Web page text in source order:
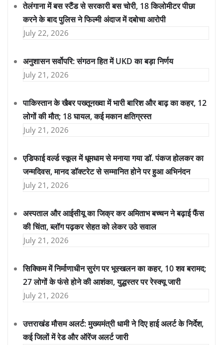
तेलंगाना में बस स्टैंड से सरकारी बस चोरी, 18 किलोमीटर पीछा
करने के बाद पुलिस ने फिल्मी अंदाज में दबोचा आरोपी
July 22, 2026
अनुशासन सर्वोपरि: संगठन हित में UKD का बड़ा निर्णय
July 21, 2026
पाकिस्तान के खैबर पख्तूनख्वा में भारी बारिश और बाढ़ का कहर, 12
लोगों की मौत; 18 घायल, कई मकान क्षतिग्रस्त
July 21, 2026
एडिफाई वर्ल्ड स्कूल में धूमधाम से मनाया गया डॉ. पंकज होलकर का
जन्मदिवस, मानद डॉक्टरेट से सम्मानित होने पर हुआ अभिनंदन
July 21, 2026
अस्पताल और आईसीयू का जिक्र कर अमिताभ बच्चन ने बढ़ाई फैंस
की चिंता, ब्लॉग पढ़कर सेहत को लेकर उठे सवाल
July 21, 2026
सिक्किम में निर्माणाधीन सुरंग पर भूस्खलन का कहर, 10 शव बरामद;
27 लोगों के फंसे होने की आशंका, युद्धस्तर पर रेस्क्यू जारी
July 21, 2026
उत्तराखंड मौसम अलर्ट: मुख्यमंत्री धामी ने दिए हाई अलर्ट के निर्देश,
कई जिलों में रेड और ऑरेंज अलर्ट जारी